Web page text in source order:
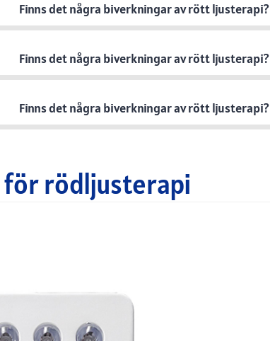
Finns det några biverkningar av rött ljusterapi?
Finns det några biverkningar av rött ljusterapi?
Finns det några biverkningar av rött ljusterapi?
rödljusterapi